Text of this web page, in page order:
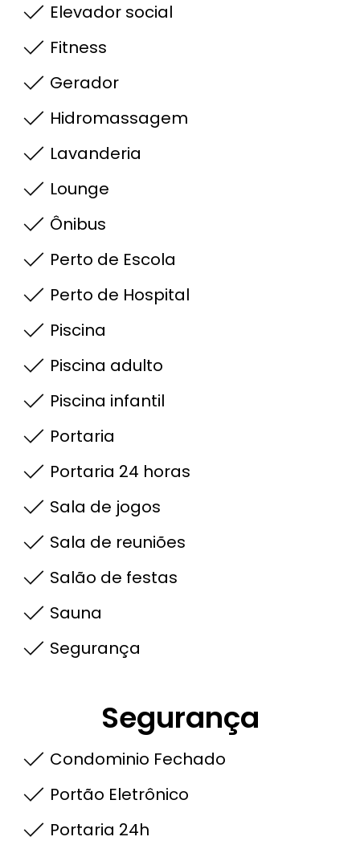
Elevador social
Fitness
Gerador
Hidromassagem
Lavanderia
Lounge
Ônibus
Perto de Escola
Perto de Hospital
Piscina
Piscina adulto
Piscina infantil
Portaria
Portaria 24 horas
Sala de jogos
Sala de reuniões
Salão de festas
Sauna
Segurança
Segurança
Condominio Fechado
Portão Eletrônico
Portaria 24h